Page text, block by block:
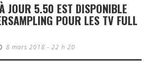
JOUR 5.50 EST DISPONIBLE
POUR LES TV FULL
8 mars 2018 - 22 h 20